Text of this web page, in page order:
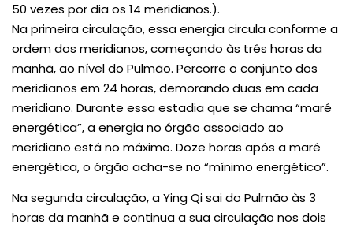
50 vezes por dia os 14 meridianos.).
Na primeira circulação, essa energia circula conforme a
ordem dos meridianos, começando às três horas da
manhã, ao nível do Pulmão. Percorre o conjunto dos
meridianos em 24 horas, demorando duas em cada
meridiano. Durante essa estadia que se chama “maré
energética”, a energia no órgão associado ao
meridiano está no máximo. Doze horas após a maré
energética, o órgão acha-se no “mínimo energético”.
Na segunda circulação, a Ying Qi sai do Pulmão às 3
horas da manhã e continua a sua circulação nos dois